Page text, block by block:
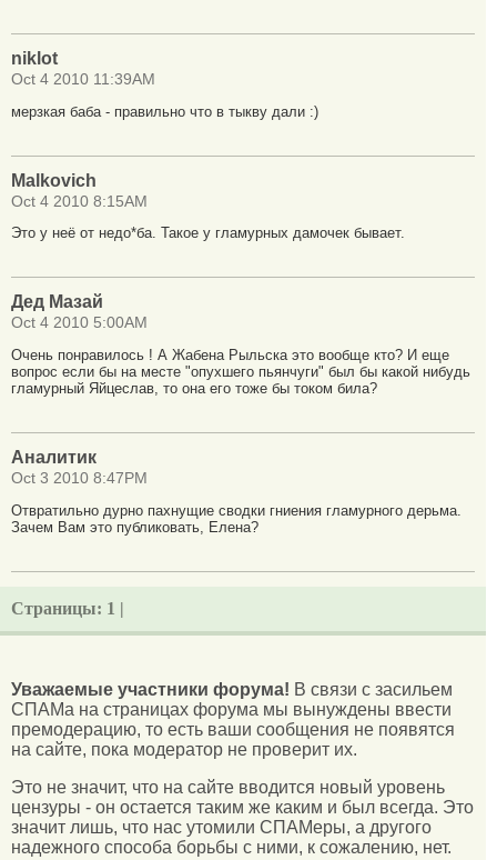
niklot
Oct 4 2010 11:39AM
мерзкая баба - правильно что в тыкву дали :)
Malkovich
Oct 4 2010 8:15AM
Это у неё от недо*ба. Такое у гламурных дамочек бывает.
Дед Мазай
Oct 4 2010 5:00AM
Очень понравилось ! А Жабена Рыльска это вообще кто? И еще
вопрос если бы на месте "опухшего пьянчуги" был бы какой нибудь
гламурный Яйцеслав, то она его тоже бы током била?
Аналитик
Oct 3 2010 8:47PM
Отвратильно дурно пахнущие сводки гниения гламурного дерьма.
Зачем Вам это публиковать, Елена?
Страницы: 1 |
Уважаемые участники форума! В связи с засильем
СПАМа на страницах форума мы вынуждены ввести
премодерацию, то есть ваши сообщения не появятся
на сайте, пока модератор не проверит их.
Это не значит, что на сайте вводится новый уровень
цензуры - он остается таким же каким и был всегда. Это
значит лишь, что нас утомили СПАМеры, а другого
надежного способа борьбы с ними, к сожалению, нет.